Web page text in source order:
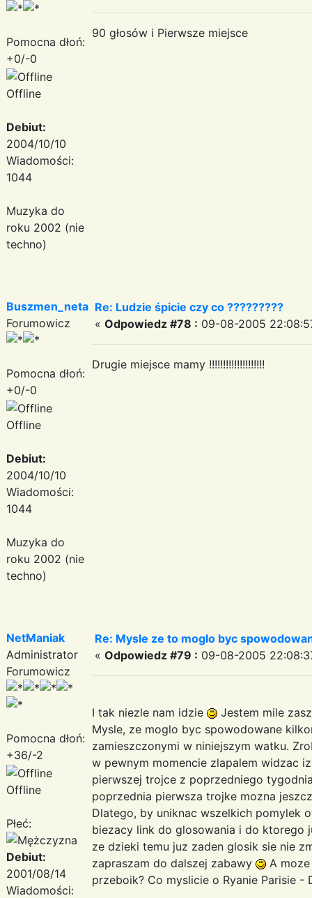
Pomocna dłoń:
+0/-0
Offline
Debiut:
2004/10/10
Wiadomości:
1044
Muzyka do
roku 2002 (nie
techno)
90 głosów i Pierwsze miejsce
Buszmen_neta
Forumowicz
Pomocna dłoń:
+0/-0
Offline
Debiut:
2004/10/10
Wiadomości:
1044
Muzyka do
roku 2002 (nie
techno)
Re: Ludzie śpicie czy co ?????????
« Odpowiedz #78 : 09-08-2005
Drugie miejsce mamy !!!!!!!!!!!!!!!!!!!!
NetManiak
Administrator
Forumowicz
Pomocna dłoń:
+36/-2
Offline
Płeć:
Debiut:
2001/08/14
Wiadomości:
Re: Mysle ze to moglo byc
« Odpowiedz #79 : 09-08-2005
I tak niezle nam idzie
Jestem mile
Mysle, ze moglo byc spowodowane
zamieszczonymi w niniejszym watku.
w pewnym momencie zlapalem widzac
pierwszej trojce z poprzedniego
poprzednia pierwsza trojke mozna
Dlatego, by uniknac wszelkich pomylek
biezacy link do glosowania i do ktorego
ze dzieki temu juz zaden glosik sie nie
zapraszam do dalszej zabawy
A
przeboik? Co myslicie o Ryanie Parisie -